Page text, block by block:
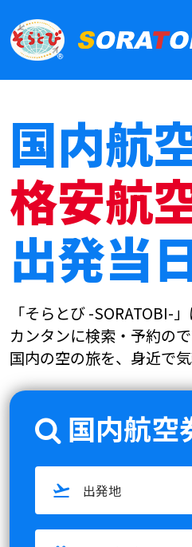
国内航
格安航
出発当
「そらとび -SORATOBI-
カンタンに検索・予約の
国内の空の旅を、身近で
国内航空